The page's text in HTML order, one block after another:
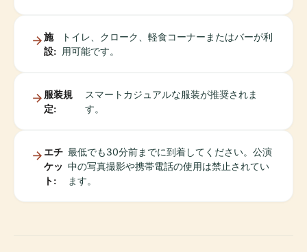
施
設:
トイレ、クローク、軽食コーナーまたはバーが利
用可能です。
服装規
定:
スマートカジュアルな服装が推奨されま
す。
エチ
ケッ
ト:
最低でも30分前までに到着してください。公演
中の写真撮影や携帯電話の使用は禁止されてい
ます。